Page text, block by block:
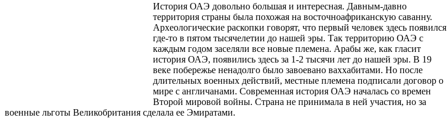
История ОАЭ довольно большая и интересная. Давным-давно
территория страны была похожая на восточноафриканскую саванну.
Археологические раскопки говорят, что первый человек здесь появился
где-то в пятом тысячелетии до нашей эры. Так территорию ОАЭ с
каждым годом заселяли все новые племена. Арабы же, как гласит
история ОАЭ, появились здесь за 1-2 тысячи лет до нашей эры. В 19
веке побережье ненадолго было завоевано ваххабитами. Но после
длительных военных действий, местные племена подписали договор о
мире с англичанами. Современная история ОАЭ началась со времен
Второй мировой войны. Страна не принимала в ней участия, но за
военные льготы Великобритания сделала ее Эмиратами.